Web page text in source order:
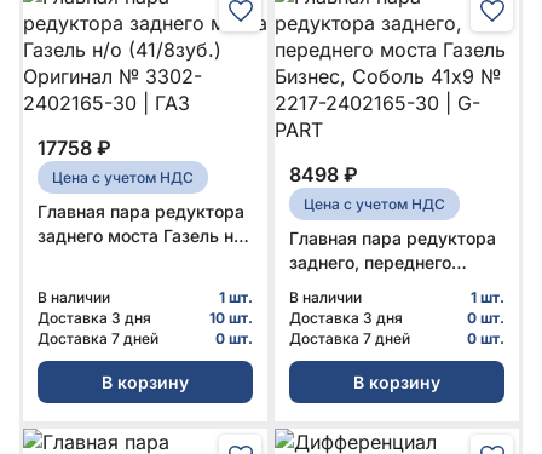
17758 ₽
Цена с учетом НДС
Главная пара редуктора
заднего моста Газель н/о
В наличии
1 шт.
Доставка 3 дня
10 шт.
Доставка 7 дней
0 шт.
В корзину
8498 ₽
Цена с учетом НДС
Главная пара редуктора
заднего, переднего
Соболь 41x9 № 2217-
2402165-30 | G-PART
В наличии
1 шт.
Доставка 3 дня
0 шт.
Доставка 7 дней
0 шт.
В корзину